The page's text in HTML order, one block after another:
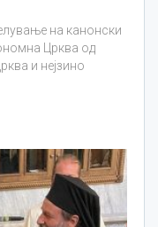
на канонски
Црква од
и нејзино